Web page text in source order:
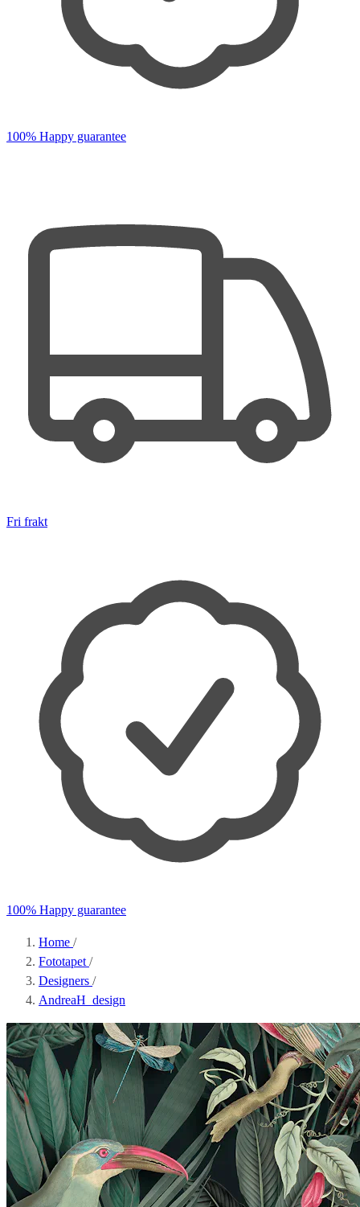
100% Happy guarantee
Fri frakt
100% Happy guarantee
Home /
Fototapet /
Designers /
AndreaH_design